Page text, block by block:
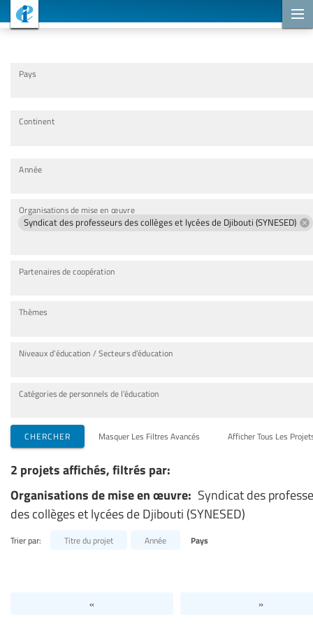
Pays
Continent
Année
Organisations de mise en œuvre
Syndicat des professeurs des collèges et lycées de Djibouti (SYNESED)
Partenaires de coopération
Thèmes
Niveaux d’éducation / Secteurs d’éducation
Catégories de personnels de l’éducation
CHERCHER Masquer Les Filtres Avancés Afficher Tous Les
2 projets affichés, filtrés par:
Organisations de mise en œuvre: Syndicat des
des collèges et lycées de Djibouti (SYNESED)
Trier par: Titre du projet Année Pays
« »